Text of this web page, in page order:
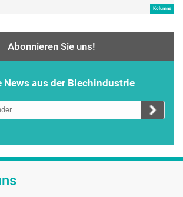
Kolumne
Abonnieren Sie uns!
News aus der Blechindustrie